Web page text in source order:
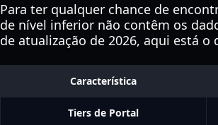
Para ter qualquer chance de
de nível inferior não contêm os
de atualização de 2026, aqui está
Característica
Tiers de Portal